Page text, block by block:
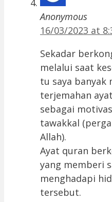
Anonymous
16/03/2023 at
Sekadar
melalui saat
tu saya banyak
terjemahan
sebagai
tawakkal
Allah).
Ayat quran
yang memberi
menghadapi
tersebut.